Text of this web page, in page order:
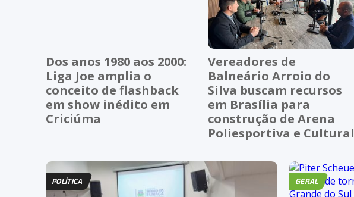
Dos anos 1980 aos 2000:
Liga Joe amplia o
conceito de flashback
em show inédito em
Criciúma
Vereadores de
Balneário Arroio do
Silva buscam recursos
em Brasília para
construção de Arena
Poliesportiva e Cultural
POLÍTICA GERAL